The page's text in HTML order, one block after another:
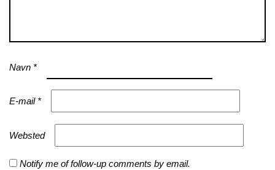
Navn *
E-mail *
Websted
Notify me of follow-up comments by email.